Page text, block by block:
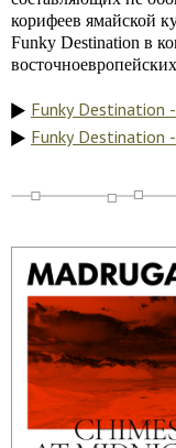
корифеев ямайской
Funky Destination в
Funky Destination
Funky Destination